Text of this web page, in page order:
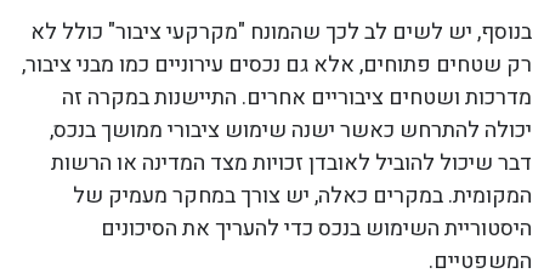
בנוסף, יש לשים לב לכך שהמונח "מקרקעי ציבור" כולל לא
רק שטחים פתוחים, אלא גם נכסים עירוניים כמו מבני ציבור,
מדרכות ושטחים ציבוריים אחרים. התיישנות במקרה זה
יכולה להתרחש כאשר ישנה שימוש ציבורי ממושך בנכס,
דבר שיכול להוביל לאובדן זכויות מצד המדינה או הרשות
המקומית. במקרים כאלה, יש צורך במחקר מעמיק של
היסטוריית השימוש בנכס כדי להעריך את הסיכונים
המשפטיים.